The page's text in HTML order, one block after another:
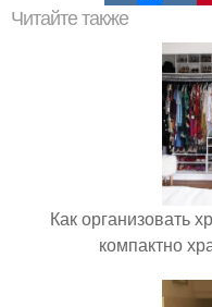
Читайте также
Как организовать
компактно